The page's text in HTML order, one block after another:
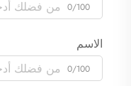
0/100
الاسم
0/100